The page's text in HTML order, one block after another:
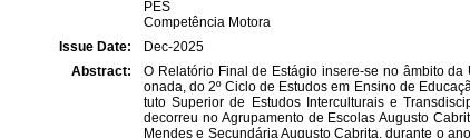
PES
Competência Motora
Issue Date:
Dec-2025
Abstract:
O Relatório Final de Estágio insere-se no âmbito
onada, do 2º Ciclo de Estudos em Ensino de
tuto Superior de Estudos Interculturais e
decorreu no Agrupamento de Escolas Augusto
Mendes e Secundária Augusto Cabrita, durante o